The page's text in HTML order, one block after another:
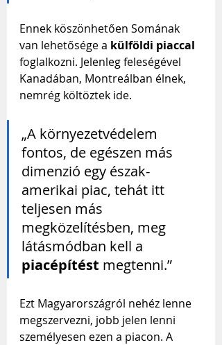
Ennek köszönhetően Somának
van lehetősége a külföldi piaccal
foglalkozni. Jelenleg feleségével
Kanadában, Montreálban élnek,
nemrég költöztek ide.
„A környezetvédelem
fontos, de egészen más
dimenzió egy észak-
amerikai piac, tehát itt
teljesen más
megközelítésben, meg
látásmódban kell a
piacépítést megtenni.”
Ezt Magyarországról nehéz lenne
megszervezni, jobb jelen lenni
személyesen ezen a piacon. A